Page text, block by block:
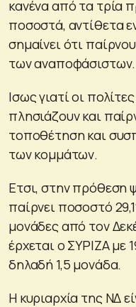
κανένα από τα τρία
ποσοστά, αντίθετα
σημαίνει ότι
των αναποφάσιστων.
Ισως γιατί οι
πλησιάζουν και
τοποθέτηση και
των κομμάτων.
Ετσι, στην πρόθεση
παίρνει ποσοστό
μονάδες από τον
έρχεται ο ΣΥΡΙΖΑ με
δηλαδή 1,5 μονάδα.
Η κυριαρχία της ΝΔ